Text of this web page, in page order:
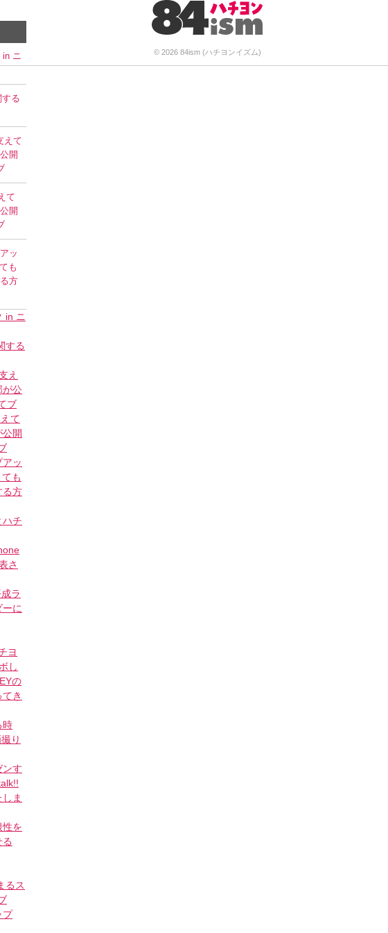
in ニ
る
えて
開
て
開
ッ
も
方
in ニ
する
え
が公
て
開
ッ
も
る方
ハチ
さ
ラ
ーに
ヨ
し
の
き
時
り
ンす
しま
性を
る
るス
プ
© 2026 84ism (ハチヨンイズム)